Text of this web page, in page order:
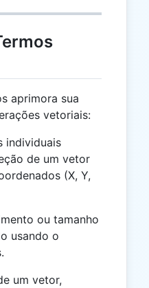
aprimora sua
vetoriais:
individuais
de um vetor
(X, Y,
ou tamanho
usando o
um vetor,